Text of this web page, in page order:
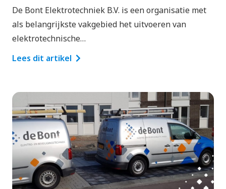
De Bont Elektrotechniek B.V. is een organisatie met
als belangrijkste vakgebied het uitvoeren van
elektrotechnische…
Lees dit artikel